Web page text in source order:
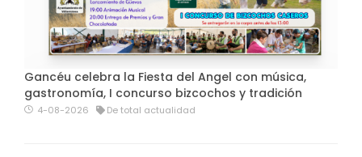
Gancéu celebra la Fiesta del Angel con música,
gastronomía, I concurso bizcochos y tradición
4-08-2026 De total actualidad